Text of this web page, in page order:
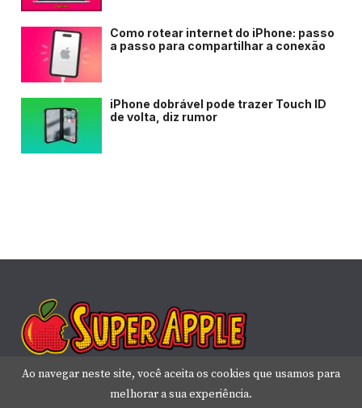
Como rotear internet do iPhone: passo
a passo para compartilhar a conexão
iPhone dobrável pode trazer Touch ID
de volta, diz rumor
Ao navegar neste site, você aceita os cookies que usamos para
melhorar a sua experiência.